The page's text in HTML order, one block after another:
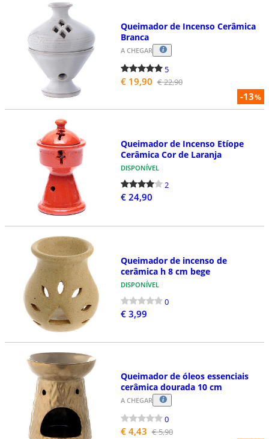
-13%
Queimador de Incenso Cerâmica
Branca
A CHEGAR
5
€ 19,90 € 22,90
Queimador de Incenso Etíope
Cerâmica Cor de Laranja
DISPONÍVEL
2
€ 24,90
Queimador de incenso de
cerâmica h 8 cm bege
DISPONÍVEL
0
€ 3,99
Queimador de óleos essenciais
cerâmica dourada 10 cm
A CHEGAR
0
€ 4,43 € 5,90